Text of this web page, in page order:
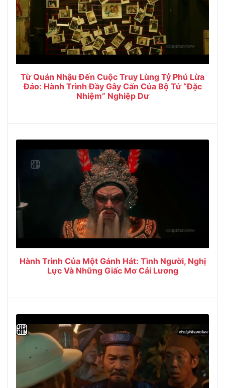
Từ Quán Nhậu Đến Cuộc Truy Lùng Tỷ Phú Lừa
Đảo: Hành Trình Đầy Gây Cấn Của Bộ Tứ “Đặc
Nhiệm” Nghiệp Dư
Hành Trình Của Một Gánh Hát: Tình Người, Nghị
Lực Và Những Giấc Mơ Cải Lương